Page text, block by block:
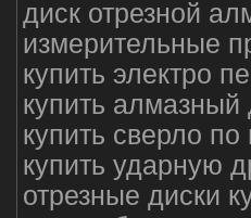
диск отрезной
измерительные
купить электро
купить алмазный
купить сверло
купить ударную
отрезные диски